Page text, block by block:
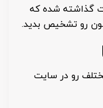
گذاشته شده که
رو تشخیص بدید.
رو در سایت